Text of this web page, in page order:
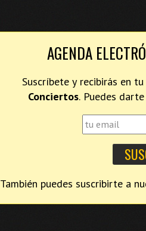
AGENDA
Suscríbete y recibirás en
Conciertos. Puedes
También puedes suscribirte a